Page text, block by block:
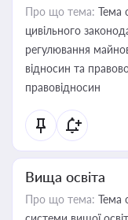
Про що тема: Тема
цивільного
регулювання
відносин та
правовідносин
Вища освіта
Про що тема: Тема